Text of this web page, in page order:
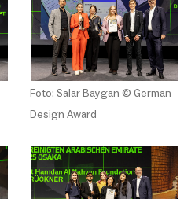
Foto: Salar Baygan © German
Design Award